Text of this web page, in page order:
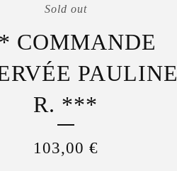
Sold out
COMMANDE
PAULINE
R. ***
103,00 €